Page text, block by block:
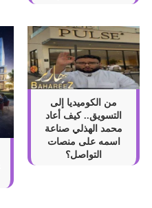
من الكوميديا إلى
التسويق.. كيف أعاد
محمد الهذلي صناعة
اسمه على منصات
التواصل؟